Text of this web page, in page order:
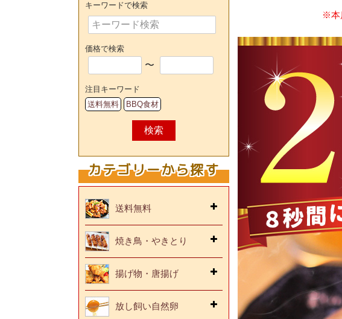
キーワードで検索
価格で検索
〜
注目キーワード
送料無料
BBQ食材
検索
カテゴリーから探す
送料無料
焼き鳥・やきとり
揚げ物・唐揚げ
放し飼い自然卵
※本